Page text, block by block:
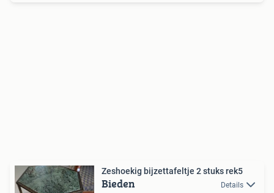
Zeshoekig bijzettafeltje 2 stuks rek5
Bieden Details